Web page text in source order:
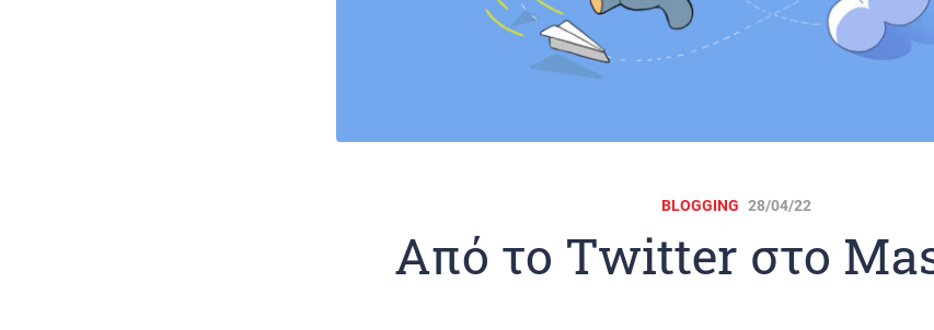
BLOGGING 28/04/22
Από το Twitter στο